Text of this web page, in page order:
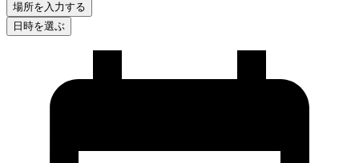
場所を入力する
日時を選ぶ